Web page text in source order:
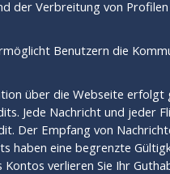
der Verbreitung von
Benutzern die
über die Webseite erfolgt
Jede Nachricht und jeder
Der Empfang von
haben eine begrenzte
Kontos verlieren Sie Ihr